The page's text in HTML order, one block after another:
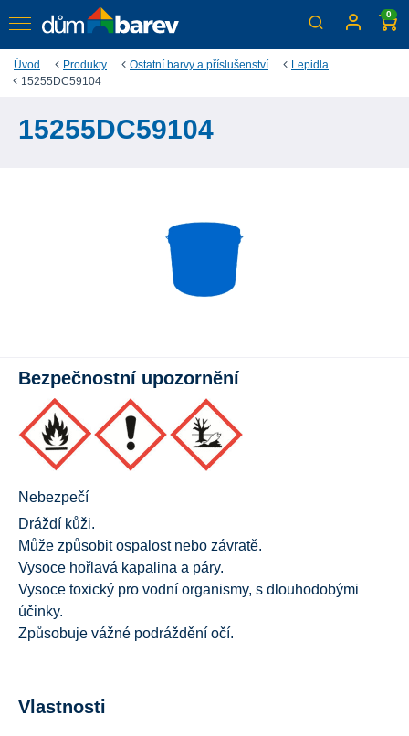
0
Úvod Produkty Ostatní barvy a příslušenství
Lepidla
15255DC59104
15255DC59104
Bezpečnostní upozornění
Nebezpečí
Dráždí kůži.
Může způsobit ospalost nebo závratě.
Vysoce hořlavá kapalina a páry.
Vysoce toxický pro vodní organismy, s dlouhodobými
účinky.
Způsobuje vážné podráždění očí.
Vlastnosti